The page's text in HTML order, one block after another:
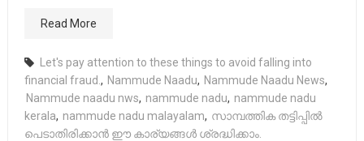
Read More
Let's pay attention to these things to avoid falling into
financial fraud., Nammude Naadu, Nammude Naadu News,
Nammude naadu nws, nammude nadu, nammude nadu
kerala, nammude nadu malayalam, സാമ്പത്തിക തട്ടിപ്പിൽ
പെടാതിരിക്കാൻ ഈ കാര്യങ്ങൾ ശ്രദ്ധിക്കാം.